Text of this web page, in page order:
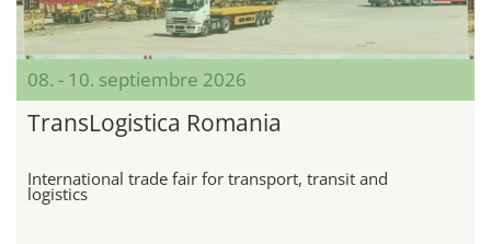
08. - 10. septiembre 2026
TransLogistica Romania
International trade fair for transport, transit and
logistics